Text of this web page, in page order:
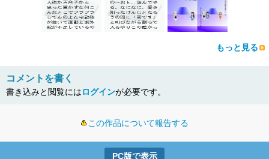
もっと見る
コメントを書く
書き込みと閲覧にはログインが必要です。
この作品について報告する
PC版で表示